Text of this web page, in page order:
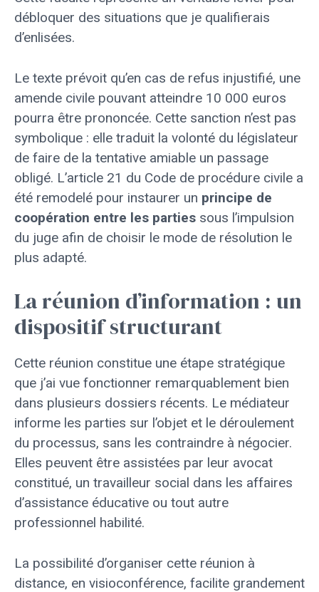
débloquer des situations que je qualifierais
d’enlisées.
Le texte prévoit qu’en cas de refus injustifié, une
amende civile pouvant atteindre 10 000 euros
pourra être prononcée. Cette sanction n’est pas
symbolique : elle traduit la volonté du législateur
de faire de la tentative amiable un passage
obligé. L’article 21 du Code de procédure civile a
été remodelé pour instaurer un principe de
coopération entre les parties sous l’impulsion
du juge afin de choisir le mode de résolution le
plus adapté.
La réunion d’information : un
dispositif structurant
Cette réunion constitue une étape stratégique
que j’ai vue fonctionner remarquablement bien
dans plusieurs dossiers récents. Le médiateur
informe les parties sur l’objet et le déroulement
du processus, sans les contraindre à négocier.
Elles peuvent être assistées par leur avocat
constitué, un travailleur social dans les affaires
d’assistance éducative ou tout autre
professionnel habilité.
La possibilité d’organiser cette réunion à
distance, en visioconférence, facilite grandement